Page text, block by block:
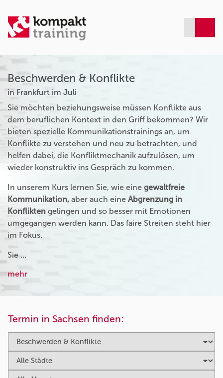
Beschwerden & Konflikte
in Frankfurt im Juli
Sie möchten beziehungsweise müssen Konflikte aus
dem beruflichen Kontext in den Griff bekommen? Wir
bieten spezielle Kommunikationstrainings an, um
Konflikte zu verstehen und neu zu betrachten, und
helfen dabei, die Konfliktmechanik aufzulösen, um
wieder konstruktiv ins Gespräch zu kommen.
In unserem Kurs lernen Sie, wie eine gewaltfreie
Kommunikation, aber auch eine Abgrenzung in
Konflikten gelingen und so besser mit Emotionen
umgegangen werden kann. Das faire Streiten steht hier
im Fokus.
Sie …
mehr
Termin in Sachsen finden: